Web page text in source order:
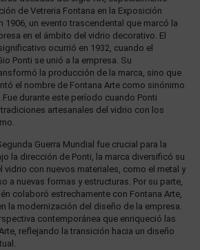
de Vetreria Fontana en la Exposición
1906, un evento trascendental que marcó la
en el ámbito del vidrio decorativo. El
ocurrió en 1932, cuando el
Ponti se unió a la empresa. Su
la producción de la marca, sino que
el nombre de Fontana Arte como sinónimo
durante este período cuando Ponti
artesanales del vidrio con los
Guerra Mundial fue crucial para la
la dirección de Ponti, la marca diversificó su
vidrio con nuevos materiales, como el metal y
a nuevas formas y estructuras. Por su parte,
colaboró estrechamente con Fontana Arte,
la modernización del diseño de la empresa.
contemporánea que enriqueció las
reflejando la transición hacia un diseño